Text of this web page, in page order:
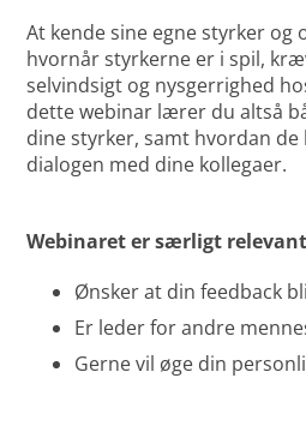
At kende sine egne styrker og
hvornår styrkerne er i spil,
selvindsigt og nysgerrighed
dette webinar lærer du altså
dine styrker, samt hvordan de
dialogen med dine kollegaer.
Webinaret er særligt
Ønsker at din feedback
Er leder for andre
Gerne vil øge din